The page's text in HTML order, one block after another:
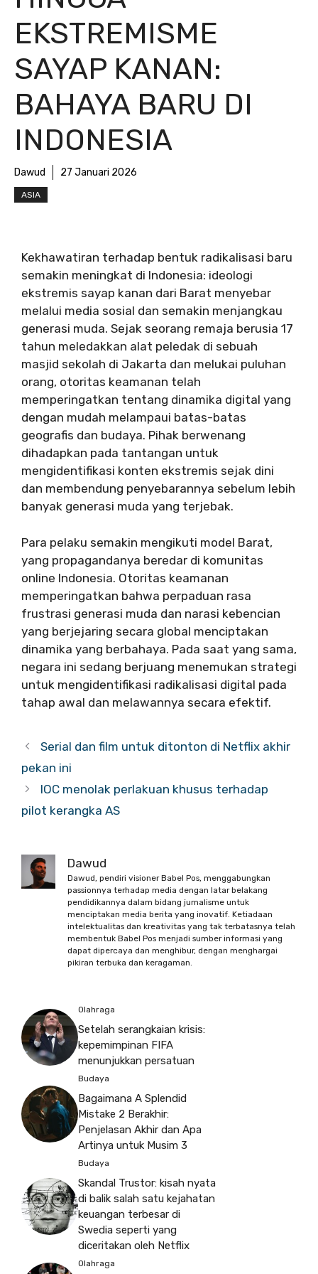
EKSTREMISME
SAYAP KANAN:
BAHAYA BARU DI
INDONESIA
Dawud 27 Januari 2026
ASIA
Kekhawatiran terhadap bentuk radikalisasi baru
semakin meningkat di Indonesia: ideologi
ekstremis sayap kanan dari Barat menyebar
melalui media sosial dan semakin menjangkau
generasi muda. Sejak seorang remaja berusia 17
tahun meledakkan alat peledak di sebuah
masjid sekolah di Jakarta dan melukai puluhan
orang, otoritas keamanan telah
memperingatkan tentang dinamika digital yang
dengan mudah melampaui batas-batas
geografis dan budaya. Pihak berwenang
dihadapkan pada tantangan untuk
mengidentifikasi konten ekstremis sejak dini
dan membendung penyebarannya sebelum lebih
banyak generasi muda yang terjebak.
Para pelaku semakin mengikuti model Barat,
yang propagandanya beredar di komunitas
online Indonesia. Otoritas keamanan
memperingatkan bahwa perpaduan rasa
frustrasi generasi muda dan narasi kebencian
yang berjejaring secara global menciptakan
dinamika yang berbahaya. Pada saat yang sama,
negara ini sedang berjuang menemukan strategi
untuk mengidentifikasi radikalisasi digital pada
tahap awal dan melawannya secara efektif.
Serial dan film untuk ditonton di Netflix akhir
pekan ini
IOC menolak perlakuan khusus terhadap
pilot kerangka AS
Dawud
Dawud, pendiri visioner Babel Pos, menggabungkan
passionnya terhadap media dengan latar belakang
pendidikannya dalam bidang jurnalisme untuk
menciptakan media berita yang inovatif. Ketiadaan
intelektualitas dan kreativitas yang tak terbatasnya telah
membentuk Babel Pos menjadi sumber informasi yang
dapat dipercaya dan menghibur, dengan menghargai
pikiran terbuka dan keragaman.
Olahraga
Setelah serangkaian krisis:
kepemimpinan FIFA
menunjukkan persatuan
Budaya
Bagaimana A Splendid
Mistake 2 Berakhir:
Penjelasan Akhir dan Apa
Artinya untuk Musim 3
Budaya
Skandal Trustor: kisah nyata
di balik salah satu kejahatan
keuangan terbesar di
Swedia seperti yang
diceritakan oleh Netflix
Olahraga